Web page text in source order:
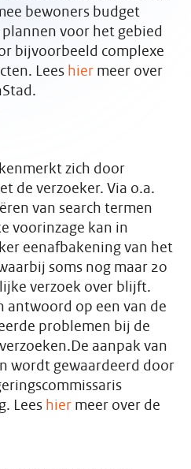
bewoners budget
voor het gebied
bijvoorbeeld complexe
Lees hier meer over
zich door
de verzoeker. Via o.a.
van search termen
voorinzage kan in
eenafbakening van het
soms nog maar 20
verzoek over blijft.
antwoord op een van de
problemen bij de
aanpak van
wordt gewaardeerd door
Lees hier meer over de